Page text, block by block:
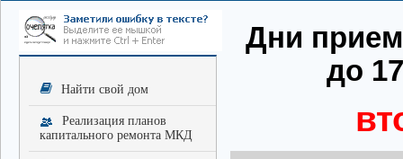
Найти свой дом
Реализация планов
капитального ремонта МКД
Дни
до